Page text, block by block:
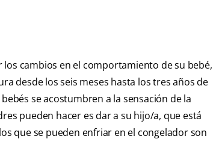
cambios en el comportamiento de su bebé,
desde los seis meses hasta los tres años de
se acostumbren a la sensación de la
pueden hacer es dar a su hijo/a, que está
que se pueden enfriar en el congelador son